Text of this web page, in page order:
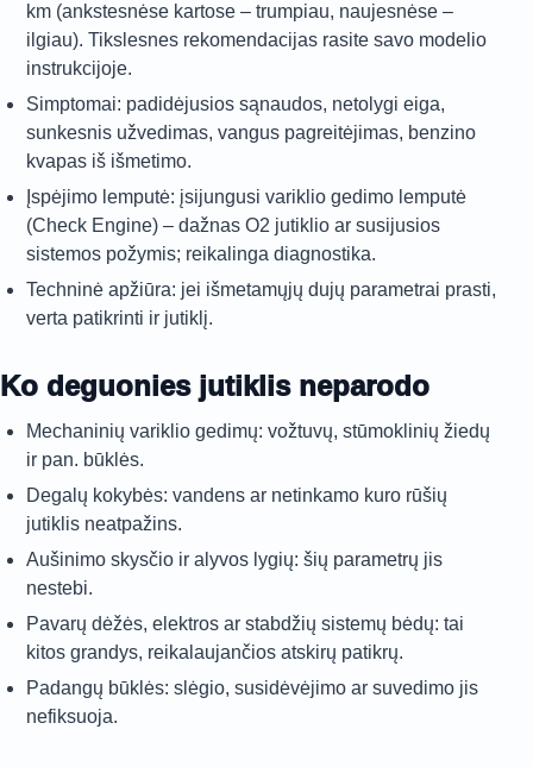
km (ankstesnėse kartose – trumpiau, naujesnėse –
ilgiau). Tikslesnes rekomendacijas rasite savo modelio
instrukcijoje.
Simptomai: padidėjusios sąnaudos, netolygi eiga,
sunkesnis užvedimas, vangus pagreitėjimas, benzino
kvapas iš išmetimo.
Įspėjimo lemputė: įsijungusi variklio gedimo lemputė
(Check Engine) – dažnas O2 jutiklio ar susijusios
sistemos požymis; reikalinga diagnostika.
Techninė apžiūra: jei išmetamųjų dujų parametrai prasti,
verta patikrinti ir jutiklį.
Ko deguonies jutiklis neparodo
Mechaninių variklio gedimų: vožtuvų, stūmoklinių žiedų
ir pan. būklės.
Degalų kokybės: vandens ar netinkamo kuro rūšių
jutiklis neatpažins.
Aušinimo skysčio ir alyvos lygių: šių parametrų jis
nestebi.
Pavarų dėžės, elektros ar stabdžių sistemų bėdų: tai
kitos grandys, reikalaujančios atskirų patikrų.
Padangų būklės: slėgio, susidėvėjimo ar suvedimo jis
nefiksuoja.